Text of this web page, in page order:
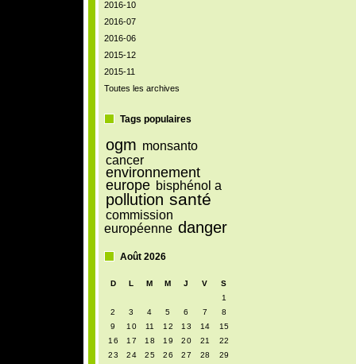
2016-10
2016-07
2016-06
2015-12
2015-11
Toutes les archives
Tags populaires
ogm monsanto
cancer
environnement
europe bisphénol a
pollution santé
commission
européenne danger
Août 2026
D L M M J V
S
1
2
3 4 5 6 7
8
9
10 11 12 13 14
15
16
17 18 19 20 21
22
23
24 25 26 27 28
29